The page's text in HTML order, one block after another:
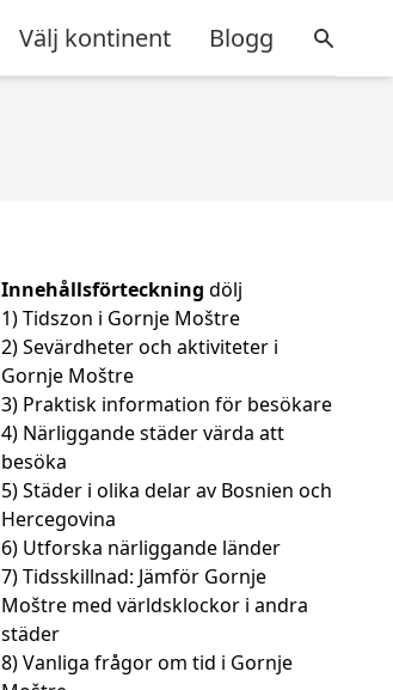
Välj kontinent Blogg
Innehållsförteckning dölj
1)Tidszon i Gornje Moštre
2)Sevärdheter och aktiviteter i
Gornje Moštre
3) Praktisk information för besökare
4) Närliggande städer värda att
besöka
5)Städer i olika delar av Bosnien och
Hercegovina
6) Utforska närliggande länder
7)Tidsskillnad: Jämför Gornje
Moštre med världsklockor i andra
städer
8)Vanliga frågor om tid i Gornje